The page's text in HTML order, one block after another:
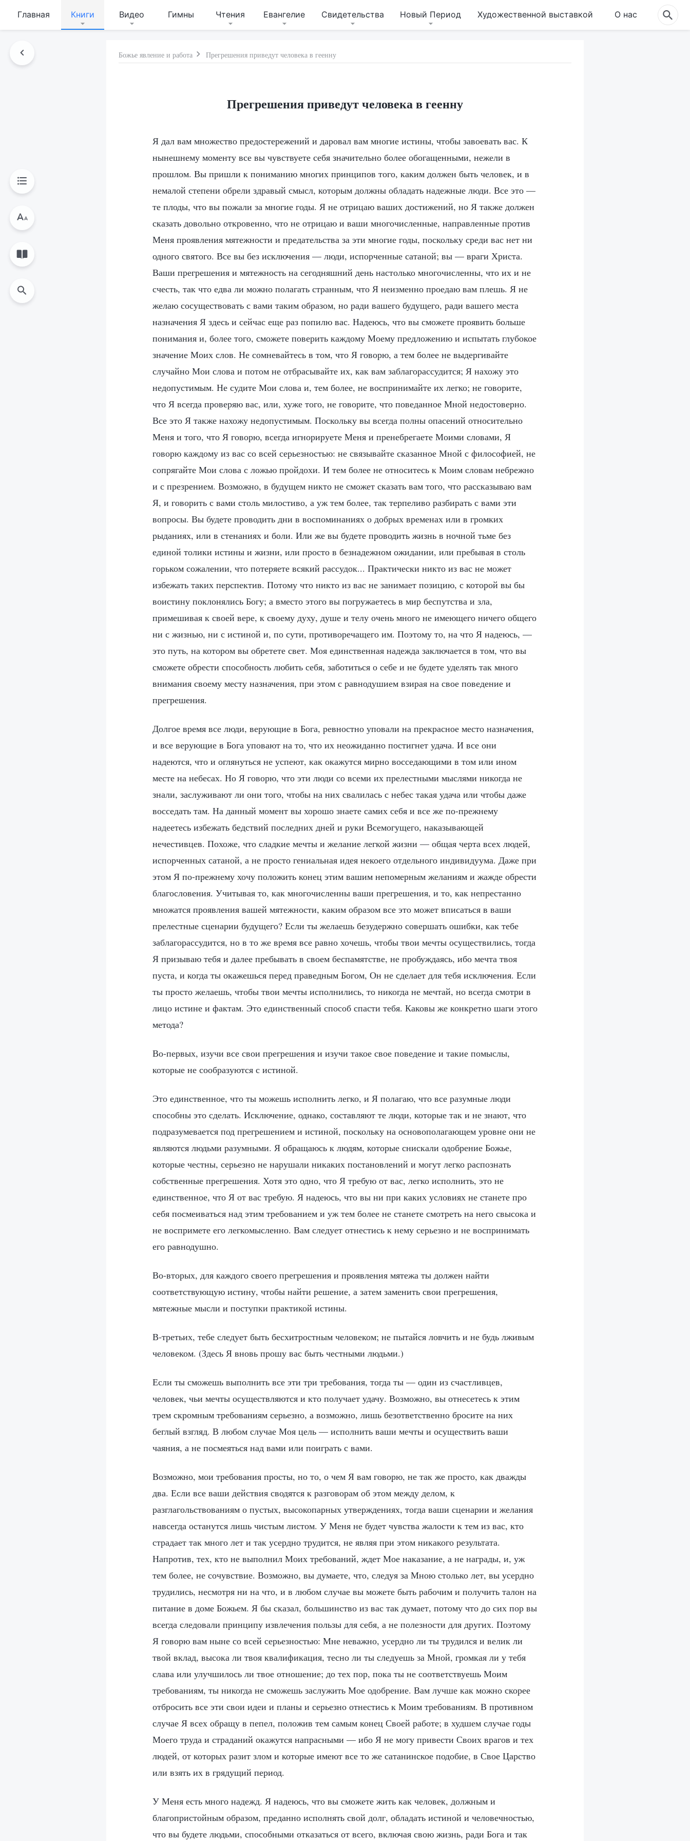
Главная Книги Видео Гимны Чтения Евангелие Свидетельства Новый Период Художественной выставкой О нас
Божье явление и работа Прегрешения приведут человека в геенну
Прегрешения приведут человека в геенну
Я дал вам множество предостережений и даровал вам многие истины, чтобы завоевать вас. К
нынешнему моменту все вы чувствуете себя значительно более обогащенными, нежели в
прошлом. Вы пришли к пониманию многих принципов того, каким должен быть человек, и в
немалой степени обрели здравый смысл, которым должны обладать надежные люди. Все это —
те плоды, что вы пожали за многие годы. Я не отрицаю ваших достижений, но Я также должен
сказать довольно откровенно, что не отрицаю и ваши многочисленные, направленные против
Меня проявления мятежности и предательства за эти многие годы, поскольку среди вас нет ни
одного святого. Все вы без исключения — люди, испорченные сатаной; вы — враги Христа.
Ваши прегрешения и мятежность на сегодняшний день настолько многочисленны, что их и не
счесть, так что едва ли можно полагать странным, что Я неизменно проедаю вам плешь. Я не
желаю сосуществовать с вами таким образом, но ради вашего будущего, ради вашего места
назначения Я здесь и сейчас еще раз попилю вас. Надеюсь, что вы сможете проявить больше
понимания и, более того, сможете поверить каждому Моему предложению и испытать глубокое
значение Моих слов. Не сомневайтесь в том, что Я говорю, а тем более не выдергивайте
случайно Мои слова и потом не отбрасывайте их, как вам заблагорассудится; Я нахожу это
недопустимым. Не судите Мои слова и, тем более, не воспринимайте их легко; не говорите,
что Я всегда проверяю вас, или, хуже того, не говорите, что поведанное Мной недостоверно.
Все это Я также нахожу недопустимым. Поскольку вы всегда полны опасений относительно
Меня и того, что Я говорю, всегда игнорируете Меня и пренебрегаете Моими словами, Я
говорю каждому из вас со всей серьезностью: не связывайте сказанное Мной с философией, не
сопрягайте Мои слова с ложью пройдохи. И тем более не относитесь к Моим словам небрежно
и с презрением. Возможно, в будущем никто не сможет сказать вам того, что рассказываю вам
Я, и говорить с вами столь милостиво, а уж тем более, так терпеливо разбирать с вами эти
вопросы. Вы будете проводить дни в воспоминаниях о добрых временах или в громких
рыданиях, или в стенаниях и боли. Или же вы будете проводить жизнь в ночной тьме без
единой толики истины и жизни, или просто в безнадежном ожидании, или пребывая в столь
горьком сожалении, что потеряете всякий рассудок... Практически никто из вас не может
избежать таких перспектив. Потому что никто из вас не занимает позицию, с которой вы бы
воистину поклонялись Богу; а вместо этого вы погружаетесь в мир беспутства и зла,
примешивая к своей вере, к своему духу, душе и телу очень много не имеющего ничего общего
ни с жизнью, ни с истиной и, по сути, противоречащего им. Поэтому то, на что Я надеюсь, —
это путь, на котором вы обретете свет. Моя единственная надежда заключается в том, что вы
сможете обрести способность любить себя, заботиться о себе и не будете уделять так много
внимания своему месту назначения, при этом с равнодушием взирая на свое поведение и
прегрешения.
Долгое время все люди, верующие в Бога, ревностно уповали на прекрасное место назначения,
и все верующие в Бога уповают на то, что их неожиданно постигнет удача. И все они
надеются, что и оглянуться не успеют, как окажутся мирно восседающими в том или ином
месте на небесах. Но Я говорю, что эти люди со всеми их прелестными мыслями никогда не
знали, заслуживают ли они того, чтобы на них свалилась с небес такая удача или чтобы даже
восседать там. На данный момент вы хорошо знаете самих себя и все же по-прежнему
надеетесь избежать бедствий последних дней и руки Всемогущего, наказывающей
нечестивцев. Похоже, что сладкие мечты и желание легкой жизни — общая черта всех людей,
испорченных сатаной, а не просто гениальная идея некоего отдельного индивидуума. Даже при
этом Я по-прежнему хочу положить конец этим вашим непомерным желаниям и жажде обрести
благословения. Учитывая то, как многочисленны ваши прегрешения, и то, как непрестанно
множатся проявления вашей мятежности, каким образом все это может вписаться в ваши
прелестные сценарии будущего? Если ты желаешь безудержно совершать ошибки, как тебе
заблагорассудится, но в то же время все равно хочешь, чтобы твои мечты осуществились, тогда
Я призываю тебя и далее пребывать в своем беспамятстве, не пробуждаясь, ибо мечта твоя
пуста, и когда ты окажешься перед праведным Богом, Он не сделает для тебя исключения. Если
ты просто желаешь, чтобы твои мечты исполнились, то никогда не мечтай, но всегда смотри в
лицо истине и фактам. Это единственный способ спасти тебя. Каковы же конкретно шаги этого
метода?
Во-первых, изучи все свои прегрешения и изучи такое свое поведение и такие помыслы,
которые не сообразуются с истиной.
Это единственное, что ты можешь исполнить легко, и Я полагаю, что все разумные люди
способны это сделать. Исключение, однако, составляют те люди, которые так и не знают, что
подразумевается под прегрешением и истиной, поскольку на основополагающем уровне они не
являются людьми разумными. Я обращаюсь к людям, которые снискали одобрение Божье,
которые честны, серьезно не нарушали никаких постановлений и могут легко распознать
собственные прегрешения. Хотя это одно, что Я требую от вас, легко исполнить, это не
единственное, что Я от вас требую. Я надеюсь, что вы ни при каких условиях не станете про
себя посмеиваться над этим требованием и уж тем более не станете смотреть на него свысока и
не воспримете его легкомысленно. Вам следует отнестись к нему серьезно и не воспринимать
его равнодушно.
Во-вторых, для каждого своего прегрешения и проявления мятежа ты должен найти
соответствующую истину, чтобы найти решение, а затем заменить свои прегрешения,
мятежные мысли и поступки практикой истины.
В-третьих, тебе следует быть бесхитростным человеком; не пытайся ловчить и не будь лживым
человеком. (Здесь Я вновь прошу вас быть честными людьми.)
Если ты сможешь выполнить все эти три требования, тогда ты — один из счастливцев,
человек, чьи мечты осуществляются и кто получает удачу. Возможно, вы отнесетесь к этим
трем скромным требованиям серьезно, а возможно, лишь безответственно бросите на них
беглый взгляд. В любом случае Моя цель — исполнить ваши мечты и осуществить ваши
чаяния, а не посмеяться над вами или поиграть с вами.
Возможно, мои требования просты, но то, о чем Я вам говорю, не так же просто, как дважды
два. Если все ваши действия сводятся к разговорам об этом между делом, к
разглагольствованиям о пустых, высокопарных утверждениях, тогда ваши сценарии и желания
навсегда останутся лишь чистым листом. У Меня не будет чувства жалости к тем из вас, кто
страдает так много лет и так усердно трудится, не являя при этом никакого результата.
Напротив, тех, кто не выполнил Моих требований, ждет Мое наказание, а не награды, и, уж
тем более, не сочувствие. Возможно, вы думаете, что, следуя за Мною столько лет, вы усердно
трудились, несмотря ни на что, и в любом случае вы можете быть рабочим и получить талон на
питание в доме Божьем. Я бы сказал, большинство из вас так думает, потому что до сих пор вы
всегда следовали принципу извлечения пользы для себя, а не полезности для других. Поэтому
Я говорю вам ныне со всей серьезностью: Мне неважно, усердно ли ты трудился и велик ли
твой вклад, высока ли твоя квалификация, тесно ли ты следуешь за Мной, громкая ли у тебя
слава или улучшилось ли твое отношение; до тех пор, пока ты не соответствуешь Моим
требованиям, ты никогда не сможешь заслужить Мое одобрение. Вам лучше как можно скорее
отбросить все эти свои идеи и планы и серьезно отнестись к Моим требованиям. В противном
случае Я всех обращу в пепел, положив тем самым конец Своей работе; в худшем случае годы
Моего труда и страданий окажутся напрасными — ибо Я не могу привести Своих врагов и тех
людей, от которых разит злом и которые имеют все то же сатанинское подобие, в Свое Царство
или взять их в грядущий период.
У Меня есть много надежд. Я надеюсь, что вы сможете жить как человек, должным и
благопристойным образом, преданно исполнять свой долг, обладать истиной и человечностью,
что вы будете людьми, способными отказаться от всего, включая свою жизнь, ради Бога и так